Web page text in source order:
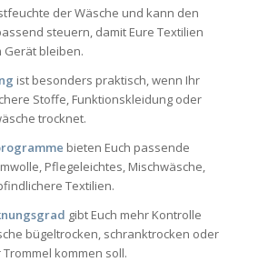
der Wäsche und kann den
steuern, damit Eure Textilien
Gerät bleiben.
ist besonders praktisch, wenn Ihr
Stoffe, Funktionskleidung oder
trocknet.
bieten Euch passende
Pflegeleichtes, Mischwäsche,
Textilien.
gibt Euch mehr Kontrolle
bügeltrocken, schranktrocken oder
kommen soll.